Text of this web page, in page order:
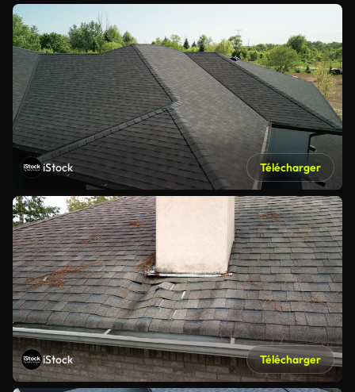
iStock Télécharger
iStock Télécharger